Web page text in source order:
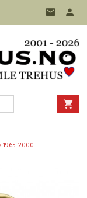
1965-2000